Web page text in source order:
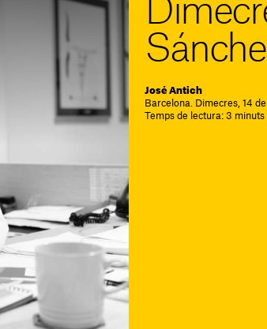
José Antich
Barcelona. Dimecres, 14
Temps de lectura: 3 minuts